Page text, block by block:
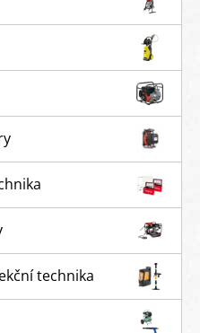
technika